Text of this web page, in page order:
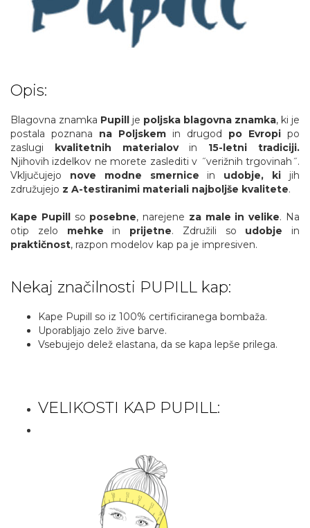
Opis:
Blagovna znamka Pupill je poljska blagovna znamka, ki je
postala poznana na Poljskem in drugod po Evropi po
zaslugi
kvalitetnih materialovin 15-letni
tradiciji.
Njihovih izdelkov ne morete zaslediti v ˝verižnih trgovinah˝.
Vključujejo nove modne smernice in udobje, ki jih
združujejo z A-testiranimi materiali najboljše kvalitete.
Kape Pupill so posebne, narejene za male in velike. Na
otip zelo mehke in prijetne. Združili so udobje in
praktičnost, razpon modelov kap pa je impresiven.
Nekaj značilnosti PUPILL kap:
Kape Pupill so iz 100% certificiranega bombaža.
Uporabljajo zelo žive barve.
Vsebujejo delež elastana, da se kapa lepše prilega.
VELIKOSTI KAP PUPILL: